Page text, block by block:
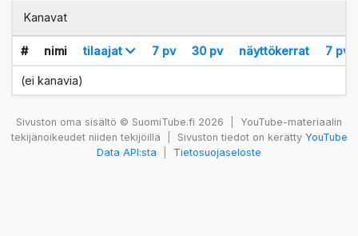
Kanavat
# nimi tilaajat 7 pv 30 pv näyttökerrat 7 pv
(ei kanavia)
Sivuston oma sisältö © SuomiTube.fi 2026
YouTube-materiaalin
tekijänoikeudet niiden tekijöillä
Sivuston tiedot on kerätty YouTube
Data API:sta
Tietosuojaseloste